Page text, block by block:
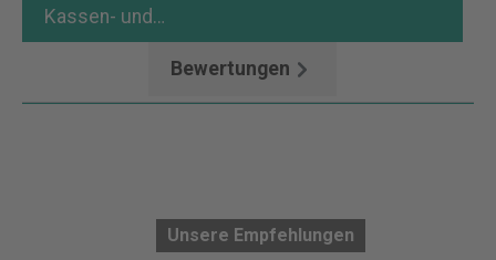
Kassen- und…
Bewertungen
Unsere Empfehlungen